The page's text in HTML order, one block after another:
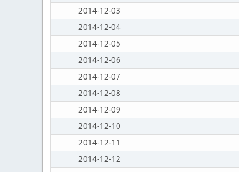
2014-12-03
2014-12-04
2014-12-05
2014-12-06
2014-12-07
2014-12-08
2014-12-09
2014-12-10
2014-12-11
2014-12-12